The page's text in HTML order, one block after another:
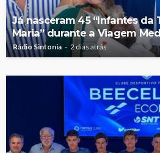
Já nasceram 45 “Infantes da
Maria” durante a Viagem
Rádio Sintonia 2 dias atrás